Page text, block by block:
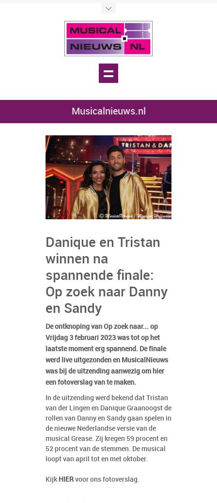
Musicalnieuws.nl
Danique en Tristan
winnen na
spannende finale:
Op zoek naar Danny
en Sandy
De ontknoping van Op zoek naar... op
Vrijdag 3 februari 2023 was tot op het
laatste moment erg spannend. De finale
werd live uitgezonden en MusicalNieuws
was bij de uitzending aanwezig om hier
een fotoverslag van te maken.
In de uitzending werd bekend dat Tristan
van der Lingen en Danique Graanoogst de
rollen van Danny en Sandy gaan spelen in
de nieuwe Nederlandse versie van de
musical Grease. Zij kregen 59 procent en
52 procent van de stemmen. De musical
loopt van april tot en met oktober.
Kijk HIER voor ons fotoverslag.